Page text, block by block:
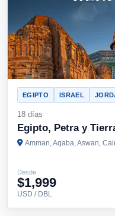
EGIPTO ISRAEL
18 días
Egipto, Petra y
Amman, Aqaba, Aswan,
Desde
$1,999
USD / DBL